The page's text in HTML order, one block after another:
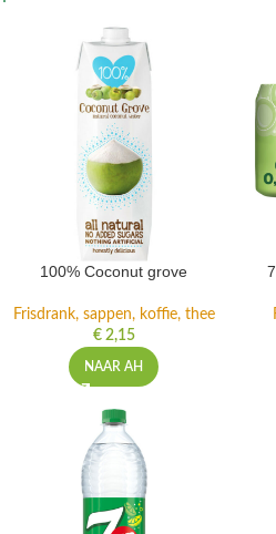
100% Coconut grove
Frisdrank, sappen, koffie, thee
€2,15
NAAR AH